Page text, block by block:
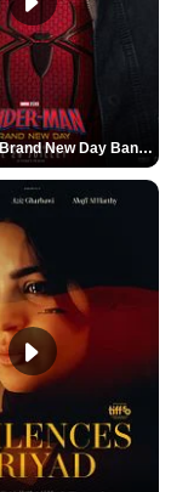
Spider-Man: Brand New Day Bande-annonce VO STFR